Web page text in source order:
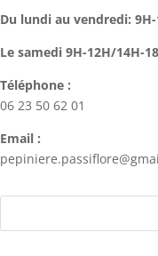
Du lundi au vendredi:
Le samedi 9H-12H/14H-
Téléphone :
06 23 50 62 01
Email :